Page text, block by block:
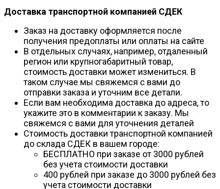
Доставка транспортной компанией СДЕК
Заказ на доставку оформляется после
получения предоплаты или оплаты на сайте
В отдельных случаях, например, отдаленный
регион или крупногабаритный товар,
стоимость доставки может измениться. В
таком случае мы свяжемся с вами до
отправки заказа и уточним все детали.
Если вам необходима доставка до адреса, то
укажите это в комментарии к заказу. Мы
свяжемся с вами для уточнения деталей
Стоимость доставки транспортной компанией
до склада СДЕК в вашем городе:
БЕСПЛАТНО при заказе от 3000 рублей
без учета стоимости доставки
400 рублей при заказе до 3000 рублей без
учета стоимости доставки